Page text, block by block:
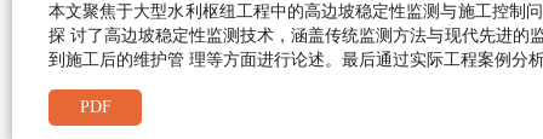
本文聚焦于大型水利枢纽工程中的高边坡稳定性监测与施工控制
探 讨了高边坡稳定性监测技术，涵盖传统监测方法与现代先进
到施工后的维护管 理等方面进行论述。最后通过实际工程案例分
PDF